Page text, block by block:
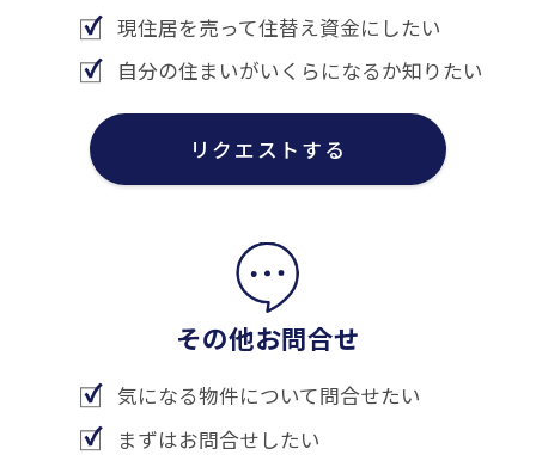
現住居を売って住替え資金にしたい
自分の住まいがいくらになるか知りたい
リクエストする
その他お問合せ
気になる物件について問合せたい
まずはお問合せしたい